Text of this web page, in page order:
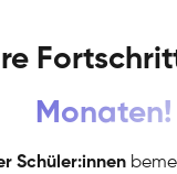
Monaten!
Schüler:innen